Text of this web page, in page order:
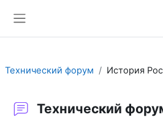
Технический форум История
Технический